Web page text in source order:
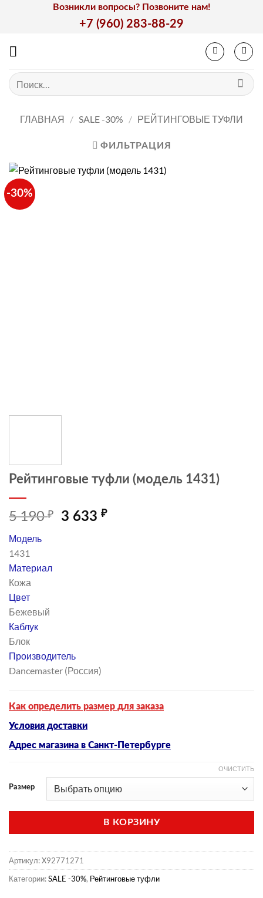
Возникли вопросы? Позвоните нам!
+7 (960) 283-88-29
Искать:
ГЛАВНАЯ / SALE -30% / РЕЙТИНГОВЫЕ ТУФЛИ
ФИЛЬТРАЦИЯ
-30%
Рейтинговые туфли (модель 1431)
5 190₽
Первоначальная
3 633₽Текущая
Модель
1431
Материал
Кожа
Цвет
Бежевый
Каблук
Блок
Производитель
Dancemaster (Россия)
Как определить размер для заказа
Условия доставки
Адрес магазина в Санкт-Петербурге
Размер
ОЧИСТИТЬ
В КОРЗИНУ
Артикул:X92771271
Категории:SALE -30%, Рейтинговые туфли